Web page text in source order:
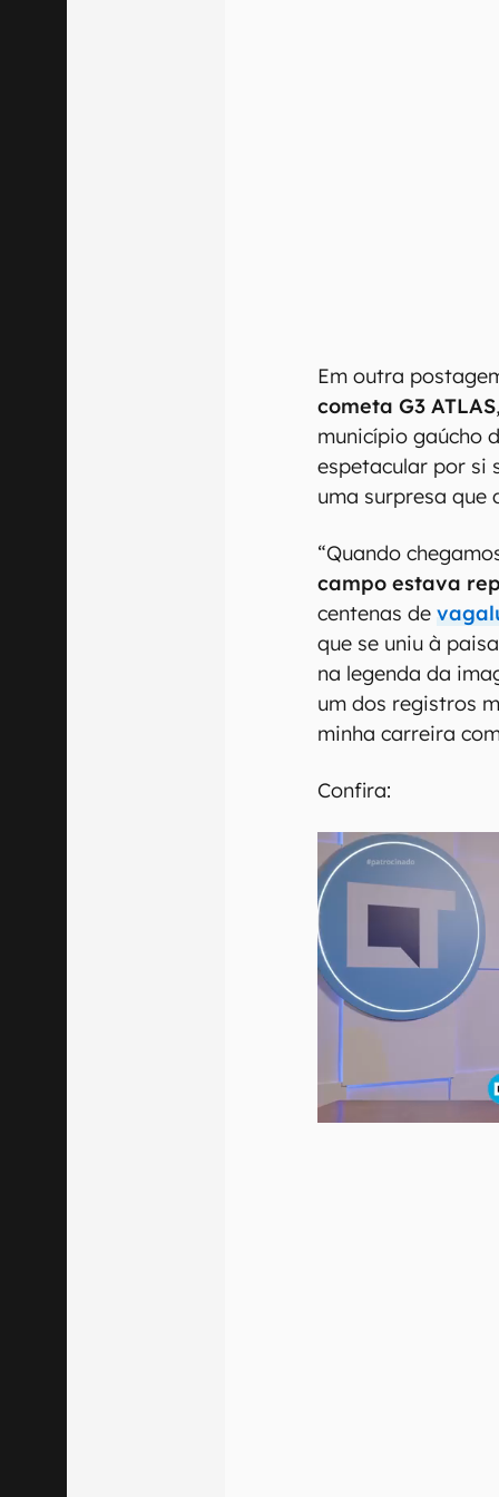
Em outra
cometa G3 ATLAS
município gaúcho
espetacular por si
uma surpresa
“Quando
campo estava
centenas de
que se uniu à
na legenda da
um dos registros
minha carreira
Confira: